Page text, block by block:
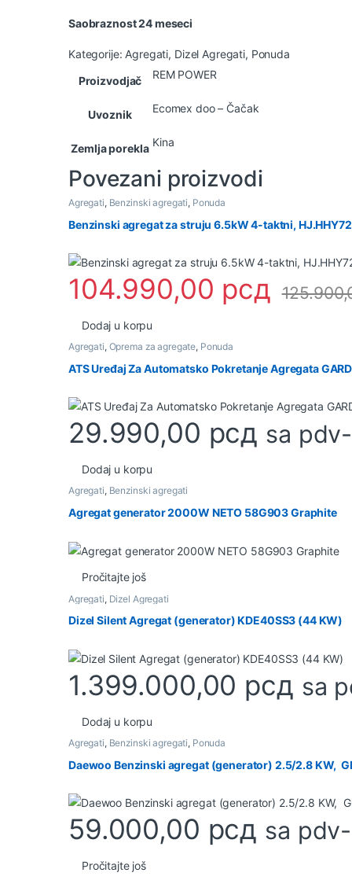
Saobraznost 24 meseci
Kategorije: Agregati, Dizel Agregati, Ponuda
Proizvodjač
REM POWER
Uvoznik Ecomex doo – Čačak
Zemlja porekla Kina
Povezani proizvodi
Agregati, Benzinski agregati, Ponuda
Benzinski agregat za struju 6.5kW 4-taktni,
104.990,00 рсд
Dodaj u korpu
Agregati, Oprema za agregate, Ponuda
ATS Uređaj Za Automatsko Pokretanje Agregata
29.990,00 рсд sa
Dodaj u korpu
Agregati, Benzinski agregati
Agregat generator 2000W NETO 58G903 Graphite
Pročitajte još
Agregati, Dizel Agregati
Dizel Silent Agregat (generator) KDE40SS3 (44 KW)
1.399.000,00 рсд sa
Dodaj u korpu
Agregati, Benzinski agregati, Ponuda
Daewoo Benzinski agregat (generator) 2.5/2.8 KW,
59.000,00 рсд sa
Pročitajte još